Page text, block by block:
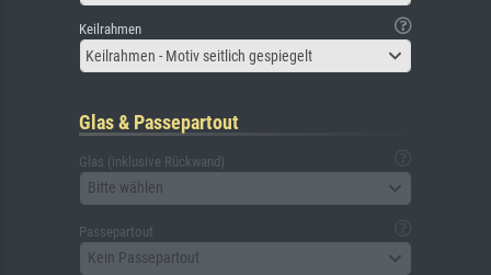
Keilrahmen
Keilrahmen - Motiv seitlich gespiegelt
Glas & Passepartout
Glas (inklusive Rückwand)
Bitte wählen
Passepartout
Kein Passepartout